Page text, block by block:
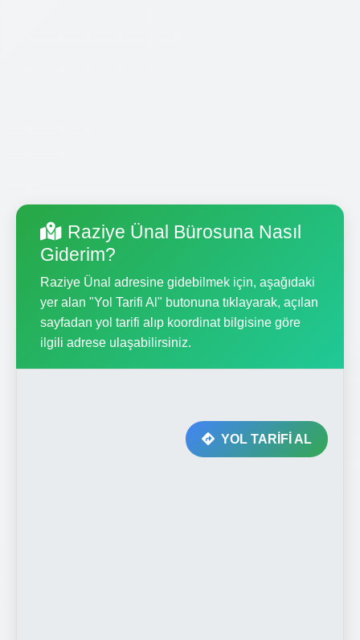
Raziye Ünal Bürosuna Nasıl
Giderim?
Raziye Ünal adresine gidebilmek için, aşağıdaki
yer alan "Yol Tarifi Al" butonuna tıklayarak, açılan
sayfadan yol tarifi alıp koordinat bilgisine göre
ilgili adrese ulaşabilirsiniz.
YOL TARİFİ AL